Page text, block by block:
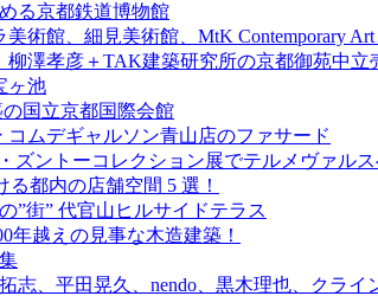
る京都鉄道博物館
術館、細見美術館、MtK Contemporary
澤孝彦＋TAK建築研究所の京都御苑中立
ヶ池
国立京都国際会館
ムデギャルソン青山店のファサード
ズントーコレクション展でテルメヴァル
都内の店舗空間 5 選！
”街” 代官山ヒルサイドテラス
越えの見事な木造建築！
、平田晃久、nendo、黒木理也、クライ